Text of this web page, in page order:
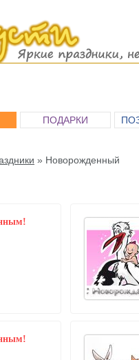
ПОДАРКИ
» Новорожденный